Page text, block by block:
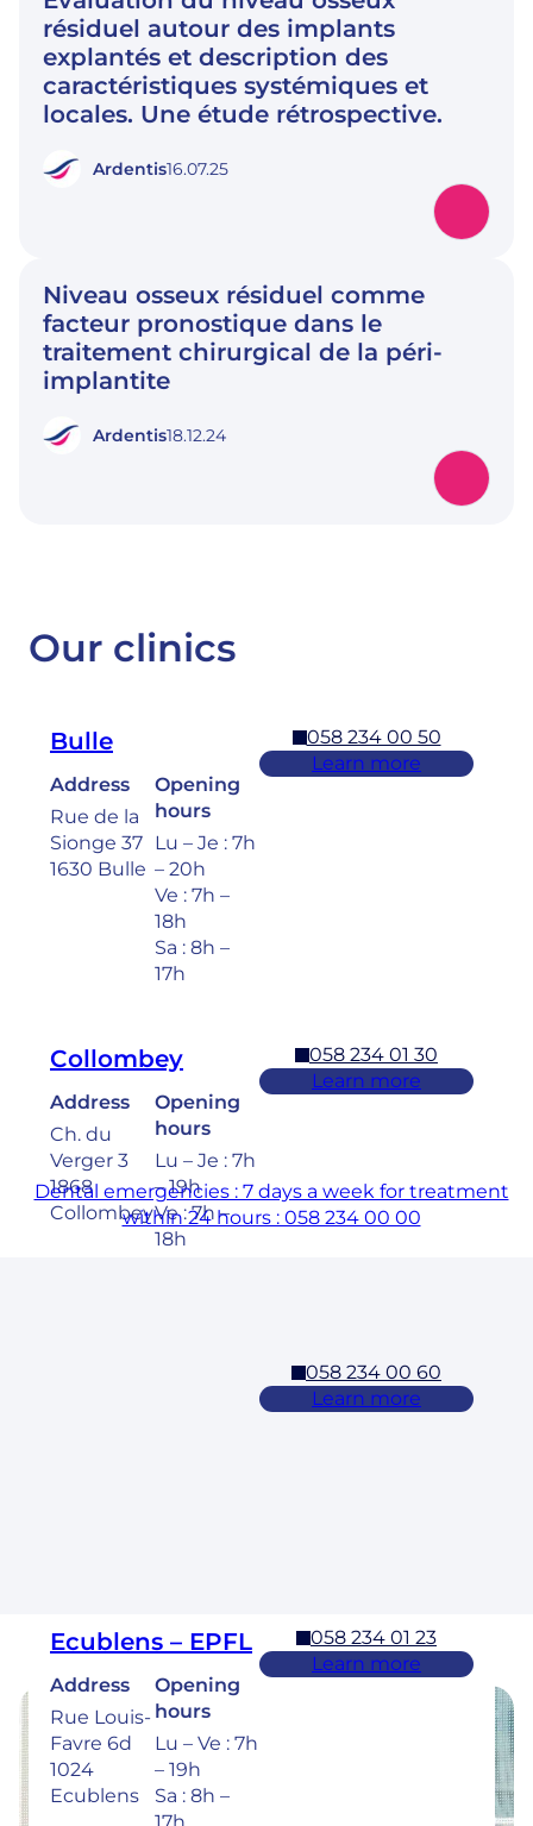
résiduel autour des implants
explantés et description des
caractéristiques systémiques et
locales. Une étude rétrospective.
Ardentis16.07.25
Niveau osseux résiduel comme
facteur pronostique dans le
traitement chirurgical de la péri-
implantite
Ardentis18.12.24
Our clinics
Bulle
Address
Rue de la
Sionge 37
1630 Bulle
Opening
hours
Lu – Je : 7h
– 20h
Ve : 7h –
18h
Sa : 8h –
17h
058 234 00 50
Learn more
Collombey
Address
Ch. du
Verger 3
1868
Collombey
Opening
hours
Lu – Je : 7h
– 19h
Ve : 7h –
18h
058 234 01 30
Learn more
058 234 00 60
Learn more
Ecublens – EPFL
Address
Rue Louis-
Favre 6d
1024
Ecublens
Opening
hours
Lu – Ve : 7h
– 19h
Sa : 8h –
058 234 01 23
Learn more
Dental emergencies : 7 days a week for treatment
within 24 hours : 058 234 00 00
Opening hours
Find the opening hours of our clinics